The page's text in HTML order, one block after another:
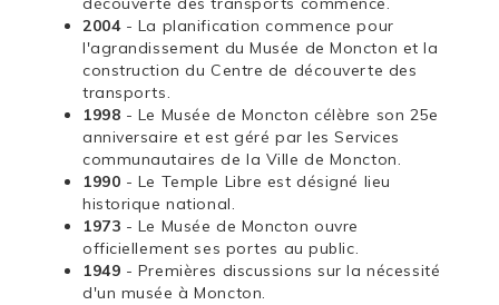
2004 - La planification commence pour
l'agrandissement du Musée de Moncton et la
construction du Centre de découverte des
transports.
1998 - Le Musée de Moncton célèbre son 25e
anniversaire et est géré par les Services
communautaires de la Ville de Moncton.
1990 - Le Temple Libre est désigné lieu
historique national.
1973 - Le Musée de Moncton ouvre
officiellement ses portes au public.
1949 - Premières discussions sur la nécessité
d'un musée à Moncton.